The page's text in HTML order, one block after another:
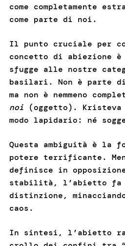
come completamente
come parte di noi.
Il punto cruciale per
concetto di abiezione
sfugge alle nostre
basilari. Non è parte
ma non è nemmeno
noi (oggetto).
modo lapidario: né
Questa ambiguità è la
potere terrificante.
definisce in
stabilità, l’abietto fa
distinzione,
caos.
In sintesi, l’abietto